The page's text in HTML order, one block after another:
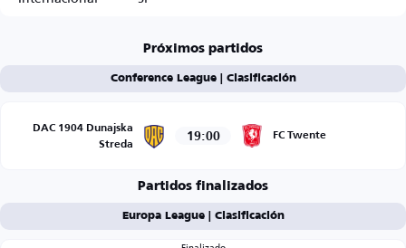
Próximos partidos
Conference League | Clasificación
DAC 1904 Dunajska
Streda
19:00 FC Twente
Partidos finalizados
Europa League | Clasificación